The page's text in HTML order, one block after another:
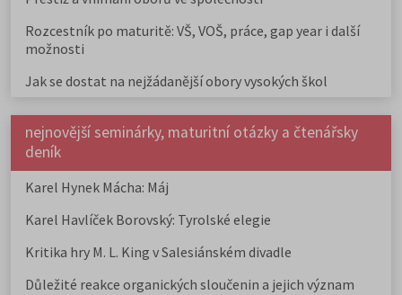
Rozcestník po maturitě: VŠ, VOŠ, práce, gap year i další
možnosti
Jak se dostat na nejžádanější obory vysokých škol
nejnovější seminárky, maturitní otázky a čtenářsky
deník
Karel Hynek Mácha: Máj
Karel Havlíček Borovský: Tyrolské elegie
Kritika hry M. L. King v Salesiánském divadle
Důležité reakce organických sloučenin a jejich význam